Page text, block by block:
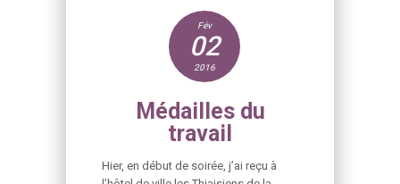
Fév
02
2016
Médailles du
travail
Hier, en début de soirée, j’ai reçu à